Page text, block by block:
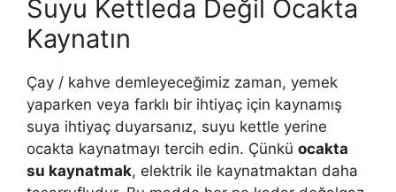
Suyu Kettleda Değil Ocakta
Kaynatın
Çay / kahve demleyeceğimiz zaman, yemek
yaparken veya farklı bir ihtiyaç için kaynamış
suya ihtiyaç duyarsanız, suyu kettle yerine
ocakta kaynatmayı tercih edin. Çünkü ocakta
su kaynatmak, elektrik ile kaynatmaktan daha